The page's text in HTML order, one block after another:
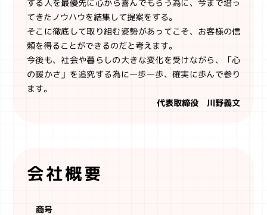
する人を最優先に心から喜んでもらう為に、今まで培っ
てきたノウハウを結集して提案をする。
そこに徹底して取り組む姿勢があってこそ、お客様の信
頼を得ることができるのだと考えます。
今後も、社会や暮らしの大きな変化を受けながら、「心
の暖かさ」を追究する為に一歩一歩、確実に歩んで参り
ます。
代表取締役 川野義文
会社概要
商号